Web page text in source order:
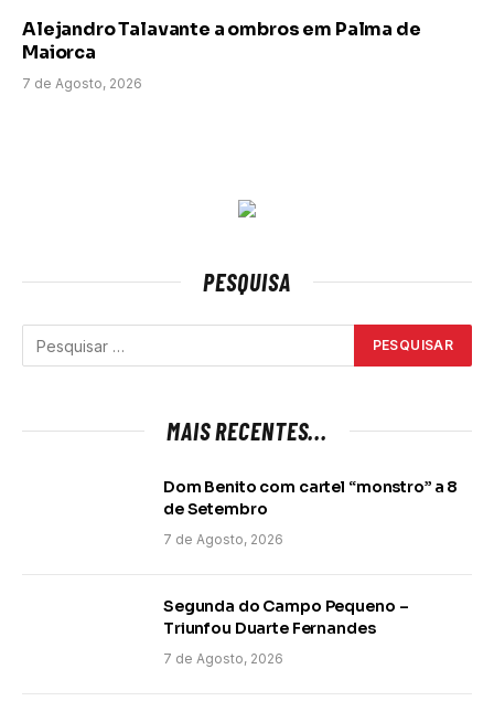
Alejandro Talavante a ombros em Palma de
Maiorca
7 de Agosto, 2026
PESQUISA
MAIS RECENTES...
Dom Benito com cartel “monstro” a 8
de Setembro
7 de Agosto, 2026
Segunda do Campo Pequeno –
Triunfou Duarte Fernandes
7 de Agosto, 2026